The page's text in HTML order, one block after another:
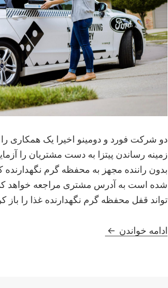
دو شرکت فورد و دومینو اخیرا یک همکاری را
زمینه رساندن پیتزا به دست مشتریان را
شده است به آدرس مشتری مراجعه خواهد
تواند قفل محفظه گرم نگهدارنده غذا را باز
ادامه خواندن اتومبیل های خودران فورد،